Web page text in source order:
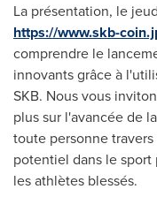
La présentation, le
https://www.skb-
comprendre le
innovants grâce à
SKB. Nous vous
plus sur l'avancée de
toute personne
potentiel dans le
les athlètes blessés.